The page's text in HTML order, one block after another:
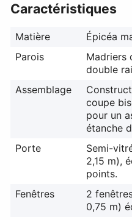
Caractéristiques
Matière
Épicéa
Parois
Madriers
double
Assemblage
coupe
pour un
étanche
Porte
Semi-
2,15 m),
points.
Fenêtres
2
0,75 m)